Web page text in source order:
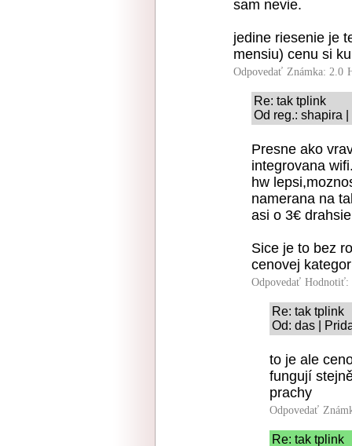
sam nevie.
jedine riesenie je
mensiu) cenu si
Odpovedať Známka: 2.0
Re: tak tplink
Od reg.: shapira
Presne ako
integrovana
hw
namerana na
asi o 3€
Sice je to bez
cenovej
Odpovedať Hodnotiť:
Re: tak tplink
Od: das |
to je ale
fungují
prachy
Odpovedať
Re: tak tplink